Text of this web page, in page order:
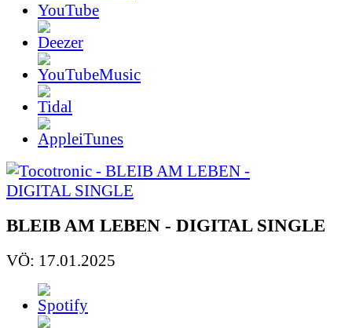
YouTube
BLEIB AM LEBEN - DIGITAL SINGLE
VÖ: 17.01.2025